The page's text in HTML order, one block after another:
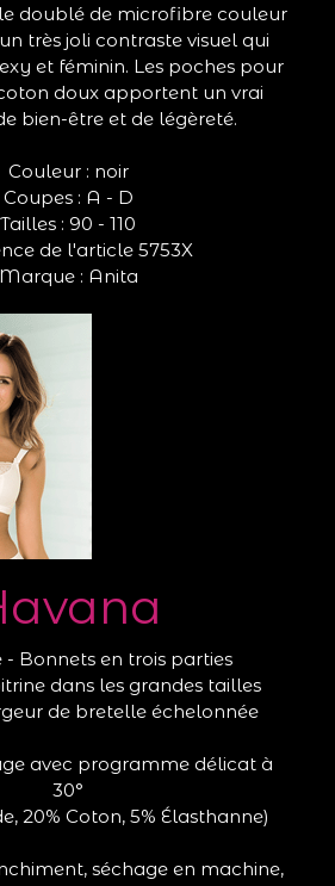
doublé de microfibre couleur
très joli contraste visuel qui
et féminin. Les poches pour
doux apportent un vrai
bien-être et de légèreté.
Couleur : noir
Coupes : A - D
Tailles : 90 - 110
de l'article 5753X
Marque : Anita
Bonnets en trois parties
dans les grandes tailles
de bretelle échelonnée
avec programme délicat à
30°
20% Coton, 5% Élasthanne)
séchage en machine,